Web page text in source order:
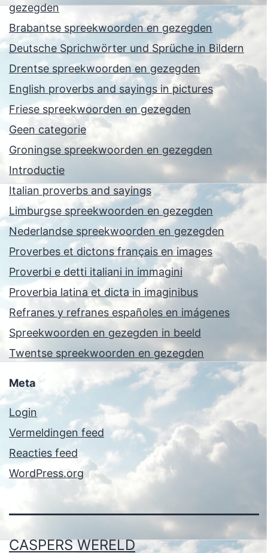
gezegden
Brabantse spreekwoorden en gezegden
Deutsche Sprichwörter und Sprüche in Bildern
Drentse spreekwoorden en gezegden
English proverbs and sayings in pictures
Friese spreekwoorden en gezegden
Geen categorie
Groningse spreekwoorden en gezegden
Introductie
Italian proverbs and sayings
Limburgse spreekwoorden en gezegden
Nederlandse spreekwoorden en gezegden
Proverbes et dictons français en images
Proverbi e detti italiani in immagini
Proverbia latina et dicta in imaginibus
Refranes y refranes españoles en imágenes
Spreekwoorden en gezegden in beeld
Twentse spreekwoorden en gezegden
Meta
Login
Vermeldingen feed
Reacties feed
WordPress.org
CASPERS WERELD